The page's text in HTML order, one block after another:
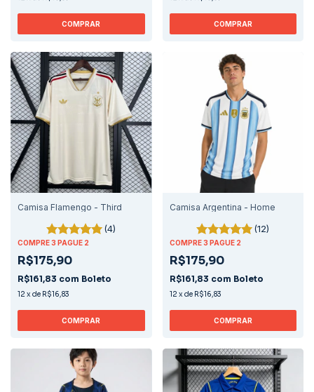
COMPRAR COMPRAR
Camisa Flamengo - Third
(4)
COMPRE 3 PAGUE 2
R$175,90
R$161,83 com Boleto
12 xde R$16,83
COMPRAR
Camisa Argentina - Home
(12)
COMPRE 3 PAGUE 2
R$175,90
R$161,83 com Boleto
12 xde R$16,83
COMPRAR